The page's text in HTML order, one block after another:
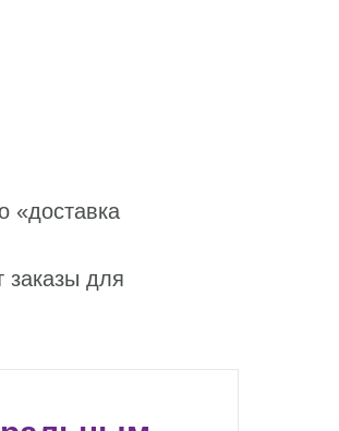
«доставка
заказы для